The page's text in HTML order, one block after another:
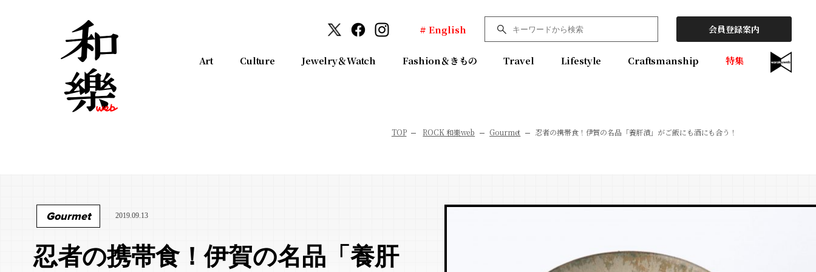
# English 会員登録案内
Art Culture Jewelry＆Watch Fashion＆きもの Travel Lifestyle Craftsmanship 特集
TOP ROCK 和樂web Gourmet 忍者の携帯食！伊賀の名品「養肝漬」がご飯にも酒にも合う！
Gourmet 2019.09.13
忍者の携帯食！伊賀の名品「養肝